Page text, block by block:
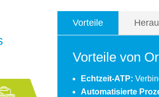
Vorteile
Vorteile von
Echtzeit-ATP:
Automatisierte